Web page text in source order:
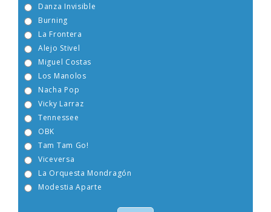
La Frontera
Alejo Stivel
Miguel Costas
Los Manolos
Nacha Pop
La Orquesta Mondragón